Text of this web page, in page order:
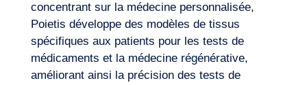
concentrant sur la médecine personnalisée,
Poietis développe des modèles de tissus
spécifiques aux patients pour les tests de
médicaments et la médecine régénérative,
améliorant ainsi la précision des tests de